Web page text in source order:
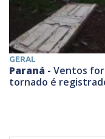
GERAL
Paraná - Ventos
tornado é